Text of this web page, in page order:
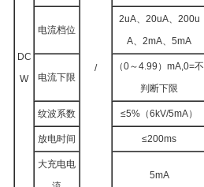
DC
W
/
电流档位
2uA、20uA、200u
A、2mA、5mA
电流下限
（0～4.99）mA,0=不
判断下限
纹波系数 ≤5%（6kV/5mA）
放电时间 ≤200ms
大充电电
5mA